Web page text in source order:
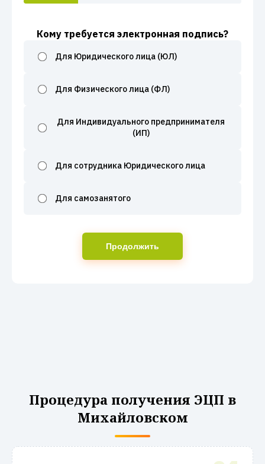
Кому требуется электронная подпись?
Для Юридического лица (ЮЛ)
Для Физического лица (ФЛ)
Для Индивидуального предпринимателя
(ИП)
Для сотрудника Юридического лица
Для самозанятого
Продолжить
Процедура получения ЭЦП в
Михайловском